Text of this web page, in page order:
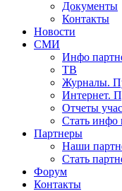
Документы
Контакты
Новости
СМИ
Инфо
ТВ
Журналы.
Интернет.
Отчеты
Стать инфо
Партнеры
Наши
Стать
Форум
Контакты